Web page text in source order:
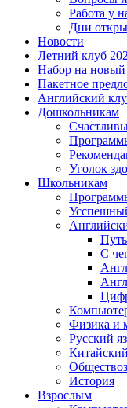
Работа у
Дни
Новости
Летний клуб
Набор на новый
Пакетное
Английский
Дошкольникам
Уголок
Школьникам
С
Физика и
Русский
История
Взрослым